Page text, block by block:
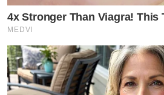
4x Stronger Than Viagra! This
MEDVI